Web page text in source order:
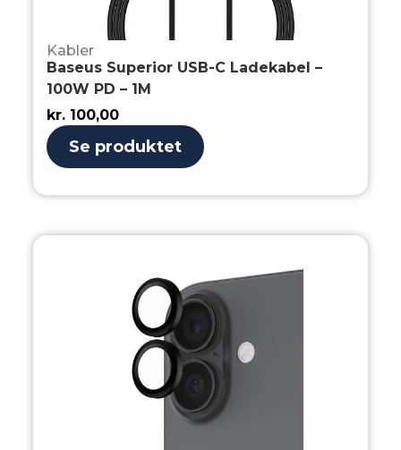
Kabler
Baseus Superior USB-C Ladekabel –
100W PD – 1M
kr. 100,00
Se produktet